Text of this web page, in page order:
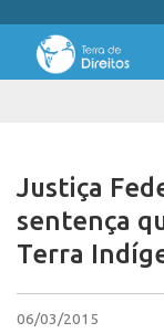
Justiça
sentença
Terra
06/03/2015